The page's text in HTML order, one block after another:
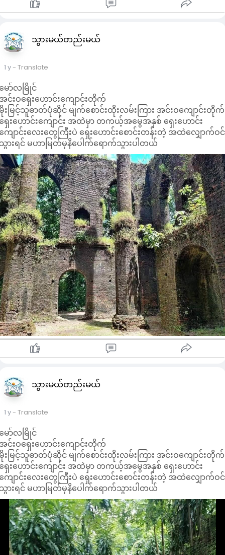
သွားမယ်တည်းမယ်
1 y- Translate
ော်လမြိုင်
င်းဝ​ရှေး​ဟောင်း​ကျောင်းတိုက်
းမြင့်သူဓာတ်ပုံဆိုင် မျက်စောင်းထိုးလမ်းကြား အင်းဝကျောင်းတိုက်
ေးဟောင်းကျောင်း အထဲမှာ တကယ့်အမွေအနှစ် ရှေးဟောင်း
ျောင်းလေးတွေကြီးပဲ ရှေးဟောင်းစောင်းတန်းတဲ့ အထဲလျှောက်ဝင်
ားရင် မဟာမြတ်မုနိပေါက်ရောက်သွားပါတယ်
သွားမယ်တည်းမယ်
1 y- Translate
ော်လမြိုင်
င်းဝ​ရှေး​ဟောင်း​ကျောင်းတိုက်
းမြင့်သူဓာတ်ပုံဆိုင် မျက်စောင်းထိုးလမ်းကြား အင်းဝကျောင်းတိုက်
ေးဟောင်းကျောင်း အထဲမှာ တကယ့်အမွေအနှစ် ရှေးဟောင်း
ျောင်းလေးတွေကြီးပဲ ရှေးဟောင်းစောင်းတန်းတဲ့ အထဲလျှောက်ဝင်
ားရင် မဟာမြတ်မုနိပေါက်ရောက်သွားပါတယ်